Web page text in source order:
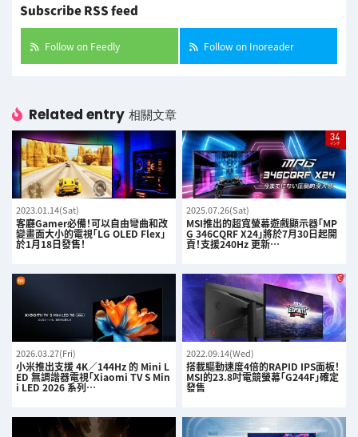
Subscribe RSS feed
Follow on Feedly Follow on Inoreader
Related entry 相關文章
2023.01.14(Sat)
客廳Gamer必備！可以自由彎曲和改
變畫面大小的電視「LG OLED Flex」
於1月18日發售！
2025.07.26(Sat)
MSI推出的超寬螢幕遊戲顯示器「MP
G 346CQRF X24」將於7月30日起開
賣！支援240Hz 更新…
2026.03.27(Fri)
小米推出支援 4K／144Hz 的 Mini L
ED 無調諧器電視「Xiaomi TV S Min
i LED 2026 系列…
2022.09.14(Wed)
搭載驅動速度4倍的RAPID IPS面板！
MSI的23.8吋電競螢幕「G244F」確定
發售